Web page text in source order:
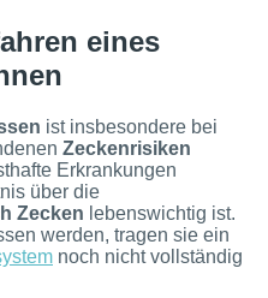
eines
ist insbesondere bei
Zeckenrisiken
Erkrankungen
über die
Zecken lebenswichtig ist.
werden, tragen sie ein
noch nicht vollständig